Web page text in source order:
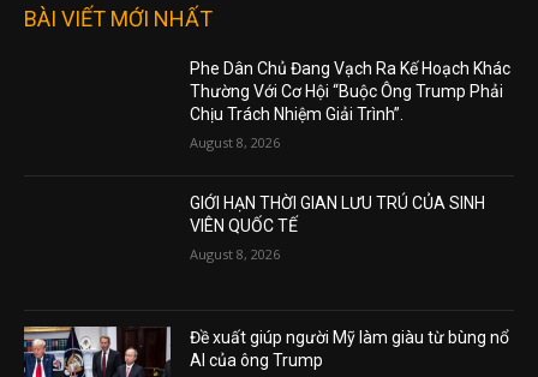
BÀI VIẾT MỚI NHẤT
Phe Dân Chủ Đang Vạch Ra Kế Hoạch Khác
Thường Với Cơ Hội “Buộc Ông Trump Phải
Chịu Trách Nhiệm Giải Trình”.
August 8, 2026
GIỚI HẠN THỜI GIAN LƯU TRÚ CỦA SINH
VIÊN QUỐC TẾ
August 8, 2026
Đề xuất giúp người Mỹ làm giàu từ bùng nổ
AI của ông Trump